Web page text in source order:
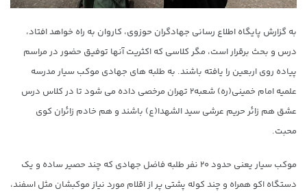
به گزارش پایگاه اطلاع رسانی جهادگران حوزوی، کاروان به راه خواهد افتاد،
درس و بحث برقرار است، مگر کلاسی که اکثریت آنها توفیق حضور در مراسم
پیاده روی اربعین را یافته باشند. به طلبه های جهادی موکب سیار مدرسه
علمیه امام خمینی(ره) شعبه۲ تهران مرخصی داده می شود تا در کلاس درس
عشق هم زائر حریم عرشی سید الشهدا(ع) باشند و هم خادم زائران کوی
محبت.
موکب سیار یعنی حدود ۲۰ نفر طلبه فاضل جهادی که چند حصیر ساده و یک
دستگاه اکو همراه و چند کوله پشتی پر از اقلام مورد نیاز موکبشان مثل اسفند،